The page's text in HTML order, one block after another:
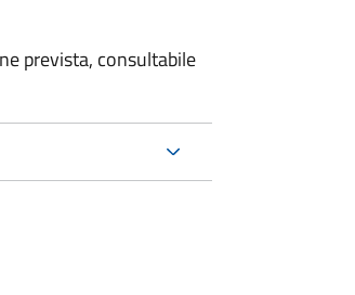
prevista, consultabile